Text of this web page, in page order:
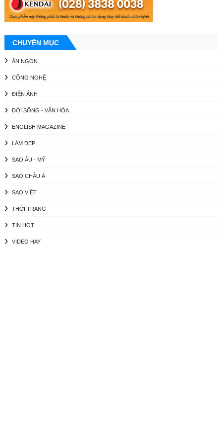
CHUYÊN MỤC
ĂN NGON
CÔNG NGHỆ
ĐIỆN ẢNH
ĐỜI SỐNG - VĂN HÓA
ENGLISH MAGAZINE
LÀM ĐẸP
SAO ÂU - MỸ
SAO CHÂU Á
SAO VIỆT
THỜI TRANG
TIN HOT
VIDEO HAY